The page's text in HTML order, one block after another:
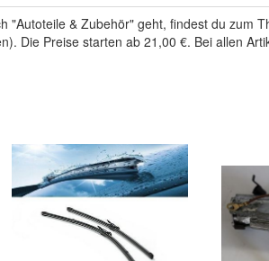
"Autoteile & Zubehör" geht, findest du zum
Die Preise starten ab 21,00 €. Bei allen